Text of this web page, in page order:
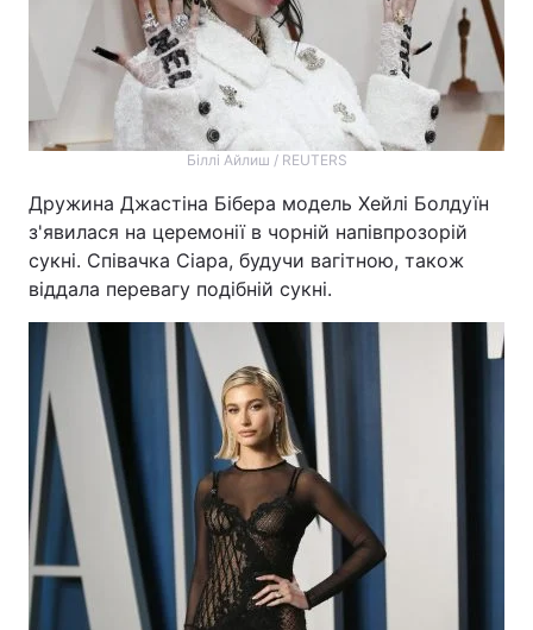
Біллі Айлиш / REUTERS
Дружина Джастіна Бібера модель Хейлі Болдуїн
з'явилася на церемонії в чорній напівпрозорій
сукні. Співачка Сіара, будучи вагітною, також
віддала перевагу подібній сукні.